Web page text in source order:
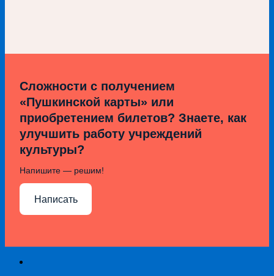
Сложности с получением
«Пушкинской карты» или
приобретением билетов? Знаете, как
улучшить работу учреждений
культуры?
Напишите — решим!
Написать